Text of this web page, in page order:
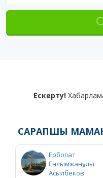
Ескерту!
САРАПШЫ
Ерболат
Ғалымжанұлы
Асылбеков